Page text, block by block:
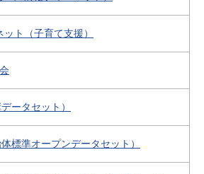
ト（子育て支援）
ータセット）
標準オープンデータセット）